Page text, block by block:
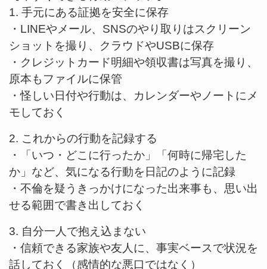
1. 手元にある証拠を安全に保存
・LINEやメール、SNSのやり取りはスクリーン
ショットを撮り、クラウドやUSBに保存
・クレジットカード明細や領収書は写真を撮り、
原本もファイルに保管
・怪しい日付や行動は、カレンダーやノートにメ
モしておく
2. これからの行動を記録する
・「いつ・どこに行ったか」「何時に帰宅した
か」など、気になる行動を日記のように記録
・不倫を疑うきっかけになった出来事も、思い出
せる範囲で書き出しておく
3. 自分一人で抱え込まない
・信頼できる家族や友人に、事実ベースで状況を
話しておく（感情的な悪口ではなく）